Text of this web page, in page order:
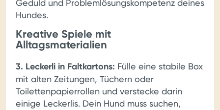
Geduld und Problemlösungskompetenz deines
Hundes.
Kreative Spiele mit
Alltagsmaterialien
3. Leckerli in Faltkartons: Fülle eine stabile Box
mit alten Zeitungen, Tüchern oder
Toilettenpapierrollen und verstecke darin
einige Leckerlis. Dein Hund muss suchen,